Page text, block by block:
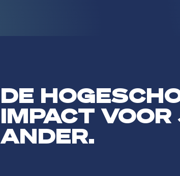
DE
IMPACT
ANDER.